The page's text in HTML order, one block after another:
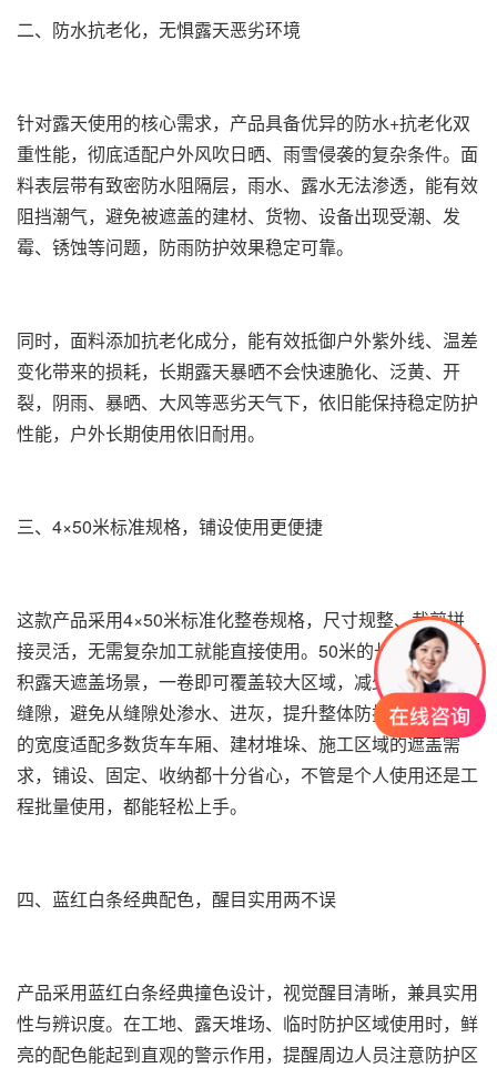
二、防水抗老化，无惧露天恶劣环境
针对露天使用的核心需求，产品具备优异的防水+抗老化双
重性能，彻底适配户外风吹日晒、雨雪侵袭的复杂条件。面
料表层带有致密防水阻隔层，雨水、露水无法渗透，能有效
阻挡潮气，避免被遮盖的建材、货物、设备出现受潮、发
霉、锈蚀等问题，防雨防护效果稳定可靠。
同时，面料添加抗老化成分，能有效抵御户外紫外线、温差
变化带来的损耗，长期露天暴晒不会快速脆化、泛黄、开
裂，阴雨、暴晒、大风等恶劣天气下，依旧能保持稳定防护
性能，户外长期使用依旧耐用。
三、4×50米标准规格，铺设使用更便捷
这款产品采用4×50米标准化整卷规格，尺寸规整、裁剪拼
接灵活，无需复杂加工就能直接使用。50米的长度适配大面
积露天遮盖场景，一卷即可覆盖较大区域，减少多幅拼接的
缝隙，避免从缝隙处渗水、进灰，提升整体防护效果；4米
的宽度适配多数货车车厢、建材堆垛、施工区域的遮盖需
求，铺设、固定、收纳都十分省心，不管是个人使用还是工
程批量使用，都能轻松上手。
四、蓝红白条经典配色，醒目实用两不误
产品采用蓝红白条经典撞色设计，视觉醒目清晰，兼具实用
性与辨识度。在工地、露天堆场、临时防护区域使用时，鲜
亮的配色能起到直观的警示作用，提醒周边人员注意防护区